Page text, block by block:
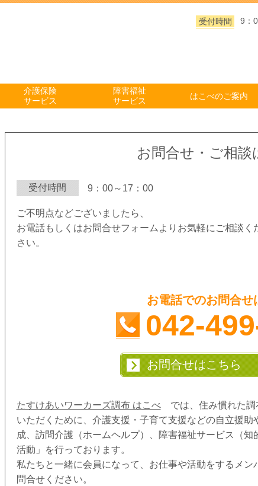
受付時間 9：
介護保険
サービス
障害福祉
サービス
はこべのご案内
お問合せ・ご相談
受付時間 9：00～17：00
ご不明点などございましたら、
お電話もしくはお問合せフォームよりお気軽にご相談く
さい。
お電話でのお問合せ
042-
お問合せはこちら
たすけあいワーカーズ調布 はこべでは、住み慣れた調
いただくために、介護支援・子育て支援などの自立援
成、訪問介護（ホームヘルプ）、障害福祉サービス（
活動」を行っております。
私たちと一緒に会員になって、お仕事や活動をするメ
問合せください。